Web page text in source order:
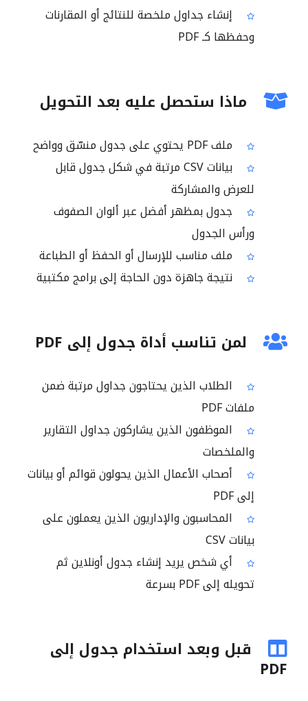
إنشاء جداول ملخصة للنتائج أو المقارنات
وحفظها كـ PDF
ماذا ستحصل عليه بعد التحويل
ملف PDF يحتوي على جدول منسّق وواضح
بيانات CSV مرتبة في شكل جدول قابل
للعرض والمشاركة
جدول بمظهر أفضل عبر ألوان الصفوف
ورأس الجدول
ملف مناسب للإرسال أو الحفظ أو الطباعة
نتيجة جاهزة دون الحاجة إلى برامج مكتبية
لمن تناسب أداة جدول إلى PDF
الطلاب الذين يحتاجون جداول مرتبة ضمن
ملفات PDF
الموظفون الذين يشاركون جداول التقارير
والملخصات
أصحاب الأعمال الذين يحولون قوائم أو بيانات
إلى PDF
المحاسبون والإداريون الذين يعملون على
بيانات CSV
أي شخص يريد إنشاء جدول أونلاين ثم
تحويله إلى PDF بسرعة
قبل وبعد استخدام جدول إلى
PDF